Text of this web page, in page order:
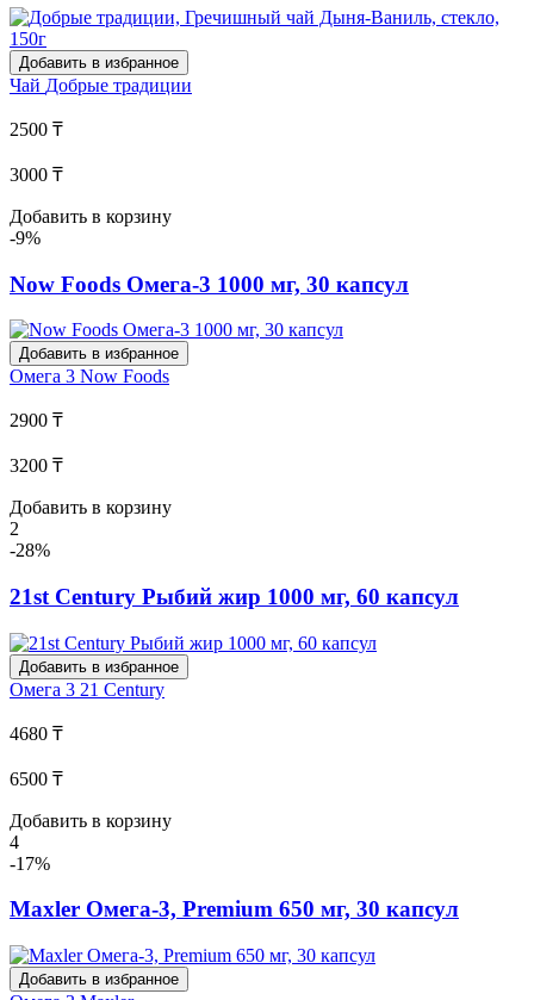
Добавить в избранное
Чай Добрые традиции
2500 ₸
3000 ₸
Добавить в корзину
-9%
Now Foods Омега-3 1000 мг, 30 капсул
Добавить в избранное
Омега 3 Now Foods
2900 ₸
3200 ₸
Добавить в корзину
2
-28%
21st Century Рыбий жир 1000 мг, 60 капсул
Добавить в избранное
Омега 3 21 Century
4680 ₸
6500 ₸
Добавить в корзину
4
-17%
Maxler Омега-3, Premium 650 мг, 30 капсул
Добавить в избранное